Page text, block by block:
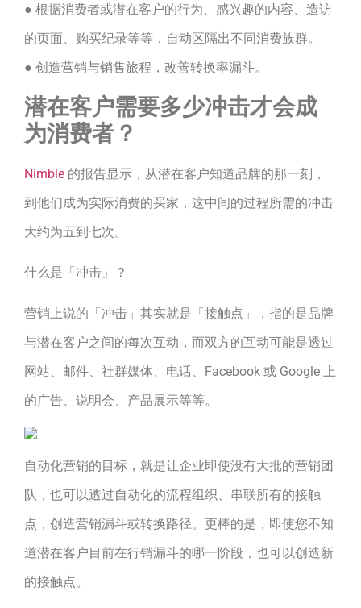
● 根据消费者或潜在客户的行为、感兴趣的内容、造访
的页面、购买纪录等等，自动区隔出不同消费族群。
● 创造营销与销售旅程，改善转换率漏斗。
潜在客户需要多少冲击才会成
为消费者？
Nimble 的报告显示，从潜在客户知道品牌的那一刻，
到他们成为实际消费的买家，这中间的过程所需的冲击
大约为五到七次。
什么是「冲击」？
营销上说的「冲击」其实就是「接触点」，指的是品牌
与潜在客户之间的每次互动，而双方的互动可能是透过
网站、邮件、社群媒体、电话、Facebook 或 Google 上
的广告、说明会、产品展示等等。
自动化营销的目标，就是让企业即使没有大批的营销团
队，也可以透过自动化的流程组织、串联所有的接触
点，创造营销漏斗或转换路径。更棒的是，即使您不知
道潜在客户目前在行销漏斗的哪一阶段，也可以创造新
的接触点。